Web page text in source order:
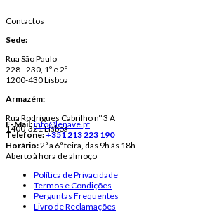
Contactos
Sede:
Rua São Paulo
228 - 230, 1º e 2º
1200-430 Lisboa
Armazém:
Rua Rodrigues Cabrilho nº 3 A
1400-321 Lisboa
E-Mail:info@lenave.pt
Telefone:+351 213 223 190
Horário:2ª a 6ª feira, das 9h às 18h
Aberto à hora de almoço
Política de Privacidade
Termos e Condições
Perguntas Frequentes
Livro de Reclamações